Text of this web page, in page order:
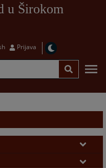
u Širokom
Prijava